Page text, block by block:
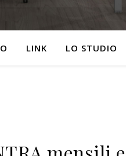
LINK LO STUDIO